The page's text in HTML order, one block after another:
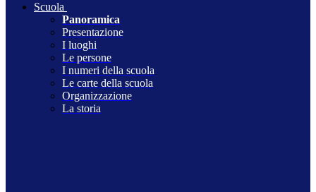
Scuola
Panoramica
Presentazione
I luoghi
Le persone
I numeri della scuola
Le carte della scuola
Organizzazione
La storia